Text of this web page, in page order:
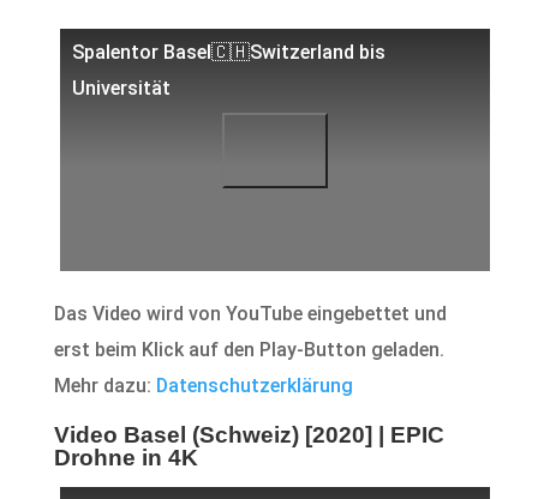
Spalentor Basel🇨🇭Switzerland bis
Universität
Das Video wird von YouTube eingebettet und
erst beim Klick auf den Play-Button geladen.
Mehr dazu: Datenschutzerklärung
Video Basel (Schweiz) [2020] | EPIC
Drohne in 4K